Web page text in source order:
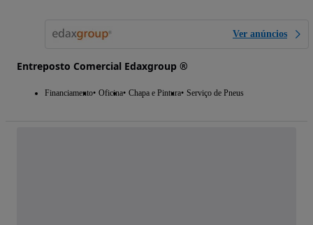
Ver anúncios
Entreposto Comercial Edaxgroup ®
Financiamento Oficina Chapa e Pintura Serviço de Pneus